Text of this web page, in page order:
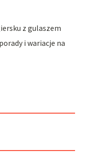
z gulaszem
i wariacje na